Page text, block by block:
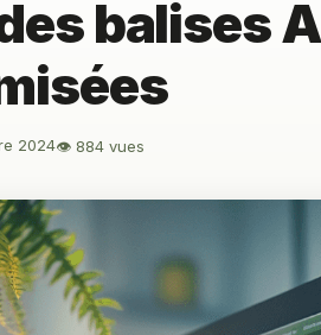
balises
2024👁 884 vues